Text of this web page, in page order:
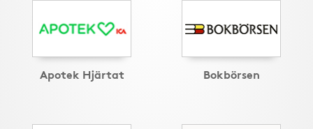
Apotek Hjärtat Bokbörsen